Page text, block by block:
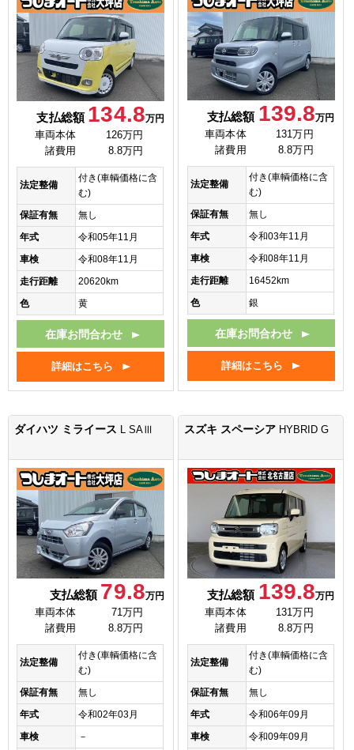
支払総額 134.8万円
車両本体
126万円
諸費用
8.8万円
法定整備
付き(車輌価格に含
む)
保証有無
無し
年式
令和05年11月
車検
令和08年11月
走行距離
20620km
色
黄
在庫お問合わせ
詳細はこちら
支払総額 139.8万円
車両本体
131万円
諸費用
8.8万円
法定整備
付き(車輌価格に含
む)
保証有無
無し
年式
令和03年11月
車検
令和08年11月
走行距離
16452km
色
銀
在庫お問合わせ
詳細はこちら
ダイハツ ミライース L SAⅢ
支払総額 79.8万円
車両本体
71万円
諸費用
8.8万円
法定整備
付き(車輌価格に含
む)
保証有無
無し
年式
令和02年03月
車検
－
スズキ スペーシア HYBRID G
支払総額 139.8万円
車両本体
131万円
諸費用
8.8万円
法定整備
付き(車輌価格に含
む)
保証有無
無し
年式
令和06年09月
車検
令和09年09月